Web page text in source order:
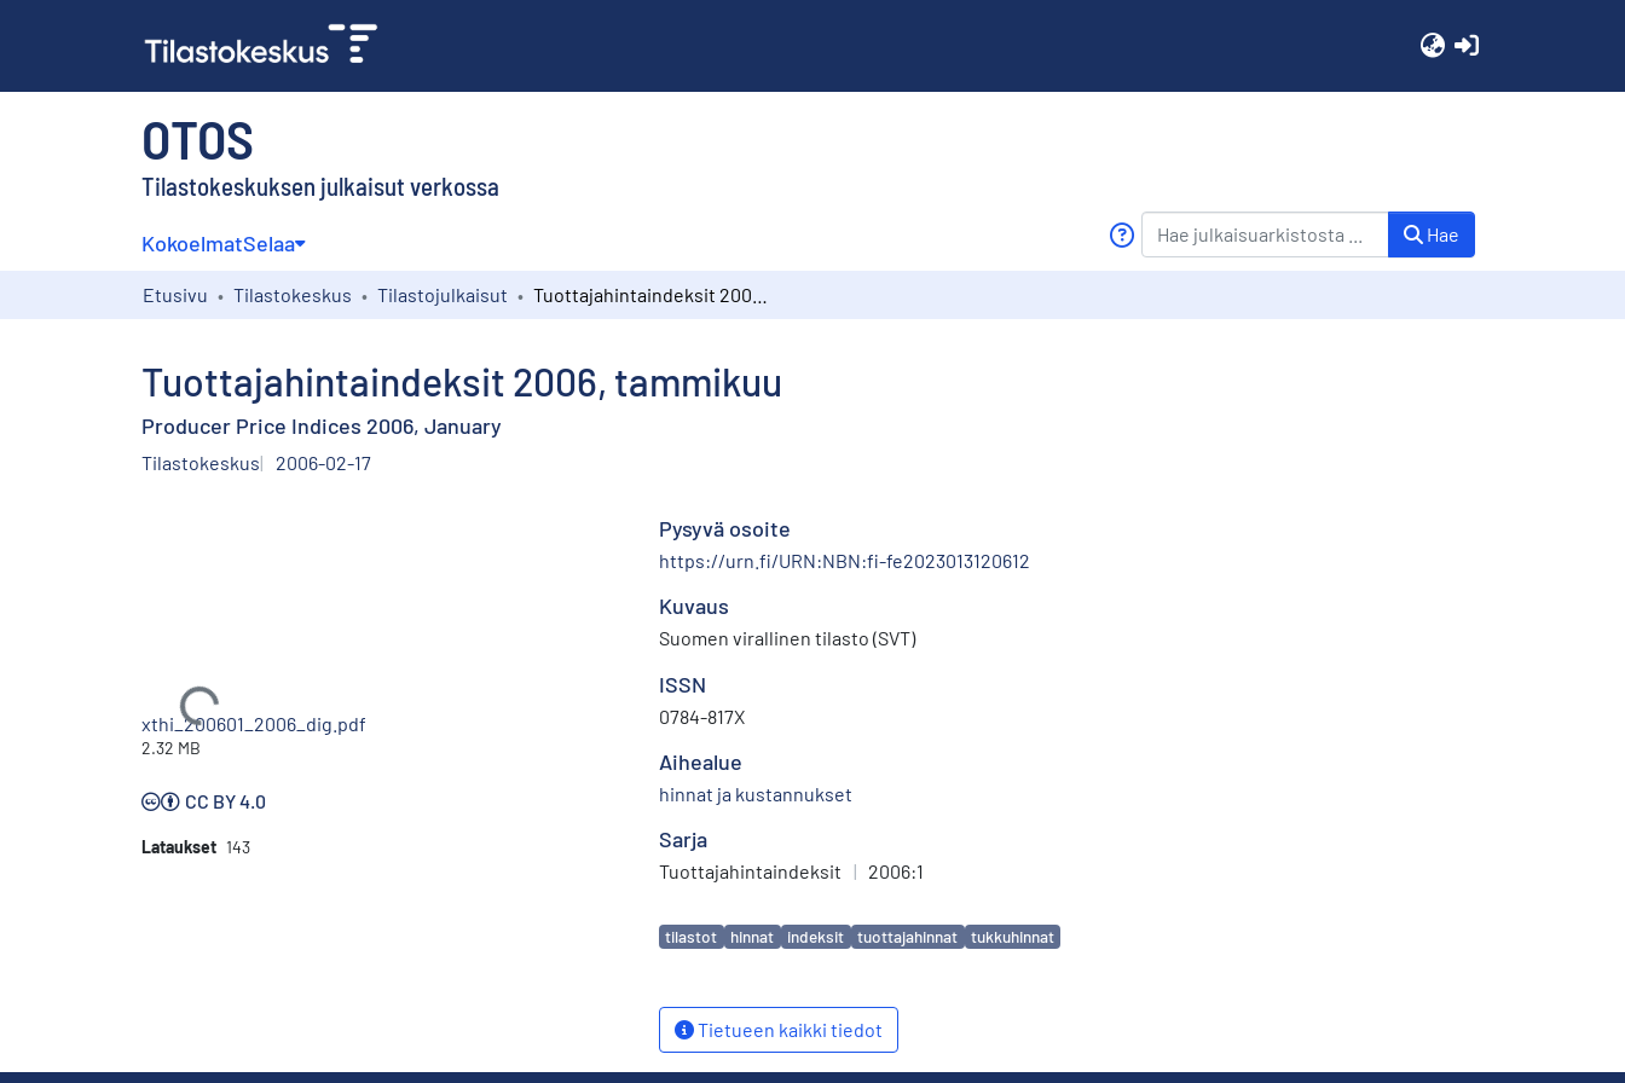
OTOS
Tilastokeskuksen julkaisut verkossa
KokoelmatSelaa Hae
Etusivu Tilastokeskus Tilastojulkaisut
Tuottajahintaindeksit 2006, tammikuu
Producer Price Indices 2006, January
Tilastokeskus 2006-02-17
Ladataan...
xthi_200601_2006_dig.pdf
2.32 MB
CC BY 4.0
Lataukset 143
Pysyvä osoite
https://urn.fi/URN:NBN:fi-fe2023013120612
Kuvaus
Suomen virallinen tilasto (SVT)
ISSN
0784-817X
Aihealue
hinnat ja kustannukset
Sarja
Tuottajahintaindeksit | 2006:1
Avainsanat
tilastot hinnat indeksit tuottajahinnat tukkuhinnat
Tietueen kaikki tiedot